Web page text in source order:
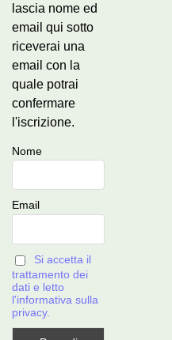
lascia nome ed
email qui sotto
riceverai una
email con la
quale potrai
confermare
l'iscrizione.
Nome
Email
Si accetta il
trattamento dei
dati e letto
l'informativa sulla
privacy.